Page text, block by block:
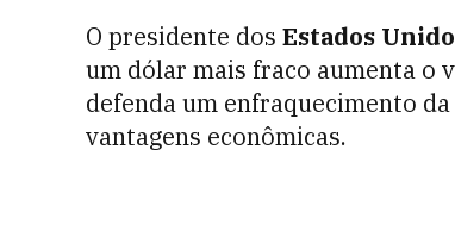
O presidente dos Estados
um dólar mais fraco aumenta o
defenda um enfraquecimento
vantagens econômicas.